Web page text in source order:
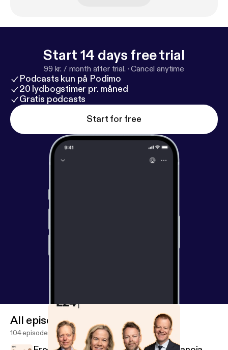
Start 14 days free trial
99 kr. / month after trial. ·Cancel anytime
Podcasts kun på Podimo
20 lydbogstimer pr. måned
Gratis podcasts
Start for free
All episodes
104 episodes